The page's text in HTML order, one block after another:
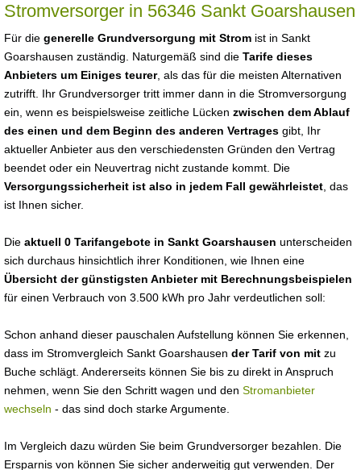
Stromversorger in 56346 Sankt Goarshausen
Für die generelle Grundversorgung mit Strom ist in Sankt
Goarshausen zuständig. Naturgemäß sind die Tarife dieses
Anbieters um Einiges teurer, als das für die meisten Alternativen
zutrifft. Ihr Grundversorger tritt immer dann in die Stromversorgung
ein, wenn es beispielsweise zeitliche Lücken zwischen dem Ablauf
des einen und dem Beginn des anderen Vertrages gibt, Ihr
aktueller Anbieter aus den verschiedensten Gründen den Vertrag
beendet oder ein Neuvertrag nicht zustande kommt. Die
Versorgungssicherheit ist also in jedem Fall gewährleistet , das
ist Ihnen sicher.
Die aktuell 0 Tarifangebote in Sankt Goarshausen unterscheiden
sich durchaus hinsichtlich ihrer Konditionen, wie Ihnen eine
Übersicht der günstigsten Anbieter mit Berechnungsbeispielen
für einen Verbrauch von 3.500 kWh pro Jahr verdeutlichen soll:
Schon anhand dieser pauschalen Aufstellung können Sie erkennen,
dass im Stromvergleich Sankt Goarshausen der Tarif von mit zu
Buche schlägt. Andererseits können Sie bis zu direkt in Anspruch
nehmen, wenn Sie den Schritt wagen und den Stromanbieter
wechseln - das sind doch starke Argumente.
Im Vergleich dazu würden Sie beim Grundversorger bezahlen. Die
Ersparnis von können Sie sicher anderweitig gut verwenden. Der